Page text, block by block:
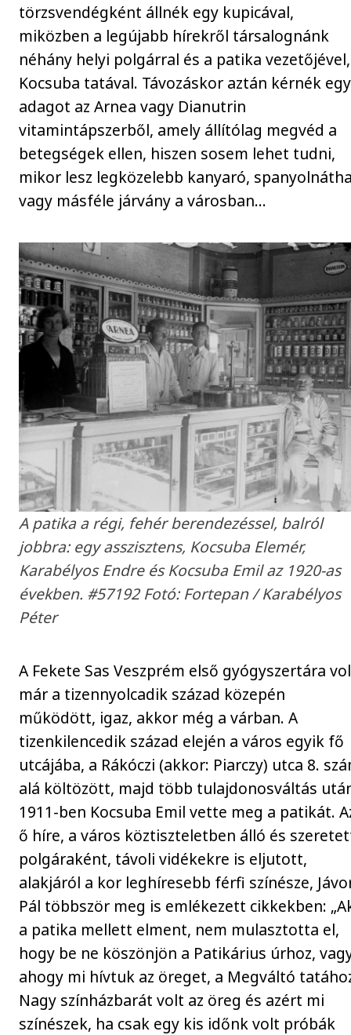
törzsvendégként állnék egy kupicával,
miközben a legújabb hírekről társalognánk
néhány helyi polgárral és a patika vezetőjével,
Kocsuba tatával. Távozáskor aztán kérnék egy
adagot az Arnea vagy Dianutrin
vitamintápszerből, amely állítólag megvéd a
betegségek ellen, hiszen sosem lehet tudni,
mikor lesz legközelebb kanyaró,
vagy másféle járvány a városban…
A patika a régi, fehér berendezéssel, balról
jobbra: egy asszisztens, Kocsuba Elemér,
Karabélyos Endre és Kocsuba Emil az 1920-as
években. #57192 Fotó: Fortepan / Karabélyos
Péter
A Fekete Sas Veszprém első gyógyszertára
már a tizennyolcadik század közepén
működött, igaz, akkor még a várban. A
tizenkilencedik század elején a város egyik fő
utcájába, a Rákóczi (akkor: Piarczy) utca 8.
alá költözött, majd több tulajdonosváltás
1911-ben Kocsuba Emil vette meg a patikát.
ő híre, a város köztiszteletben álló és
polgáraként, távoli vidékekre is eljutott,
alakjáról a kor leghíresebb férfi színésze,
Pál többször meg is emlékezett cikkekben:
a patika mellett elment, nem mulasztotta el,
hogy be ne köszönjön a Patikárius úrhoz,
ahogy mi hívtuk az öreget, a Megváltó
Nagy színházbarát volt az öreg és azért mi
színészek, ha csak egy kis időnk volt próbák